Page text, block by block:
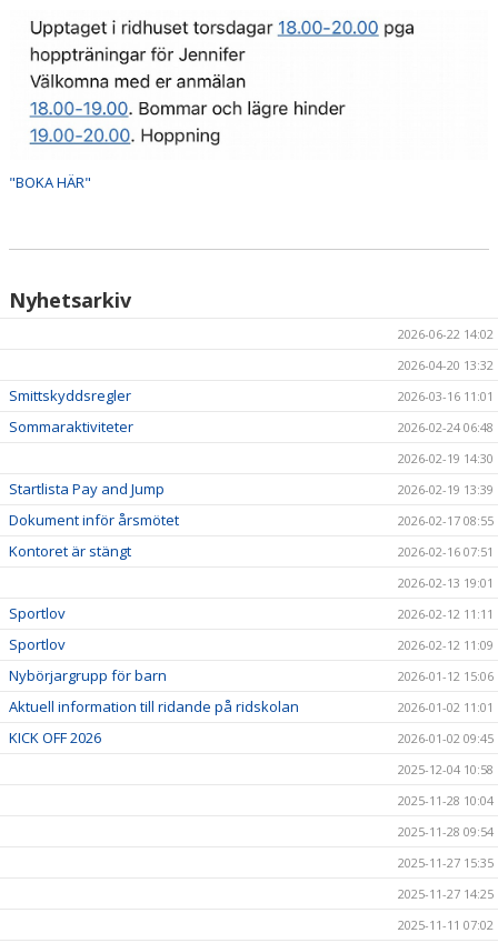
HÄSTAR
KALENDER
"BOKA HÄR"
Nyhetsarkiv
2026-06-22 14:02
2026-04-20 13:32
Smittskyddsregler 2026-03-16 11:01
Sommaraktiviteter
2026-02-24 06:48
2026-02-19 14:30
Startlista Pay and Jump 2026-02-19 13:39
Dokument inför årsmötet 2026-02-17 08:55
Kontoret är stängt
2026-02-16 07:51
2026-02-13 19:01
Sportlov 2026-02-12 11:11
Sportlov 2026-02-12 11:09
Nybörjargrupp för barn 2026-01-12 15:06
Aktuell information till ridande på ridskolan 2026-01-02 11:01
KICK OFF 2026
2026-01-02 09:45
2025-12-04 10:58
2025-11-28 10:04
2025-11-28 09:54
2025-11-27 15:35
2025-11-27 14:25
2025-11-11 07:02